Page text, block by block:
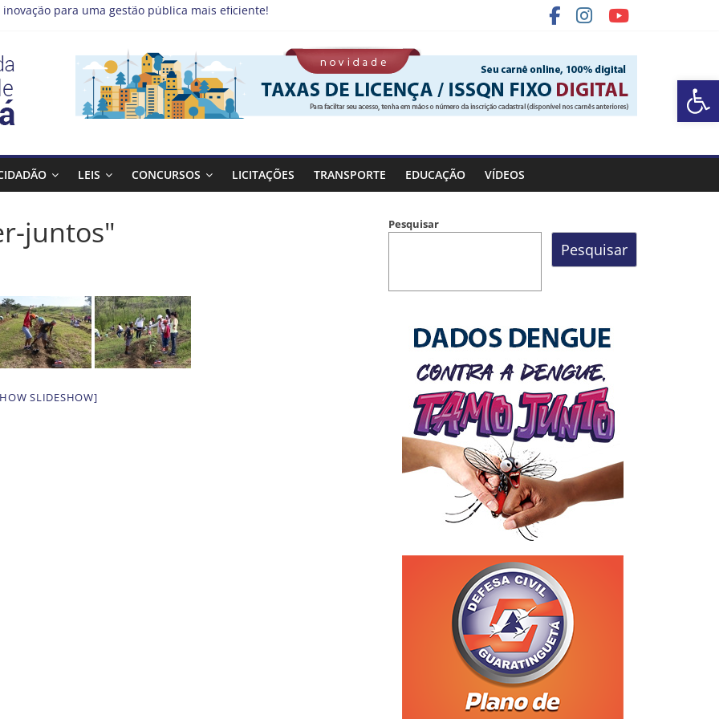
inovação para uma gestão pública mais eficiente!
divulga novo cronograma dos editais da PNAB
realizará ação de vacinação contra a Febre Amarela na região da Rocinha
LEIS CONCURSOS LICITAÇÕES TRANSPORTE EDUCAÇÃO VÍDEOS
juntos"
SLIDESHOW]
Pesquisar
Pesquisar